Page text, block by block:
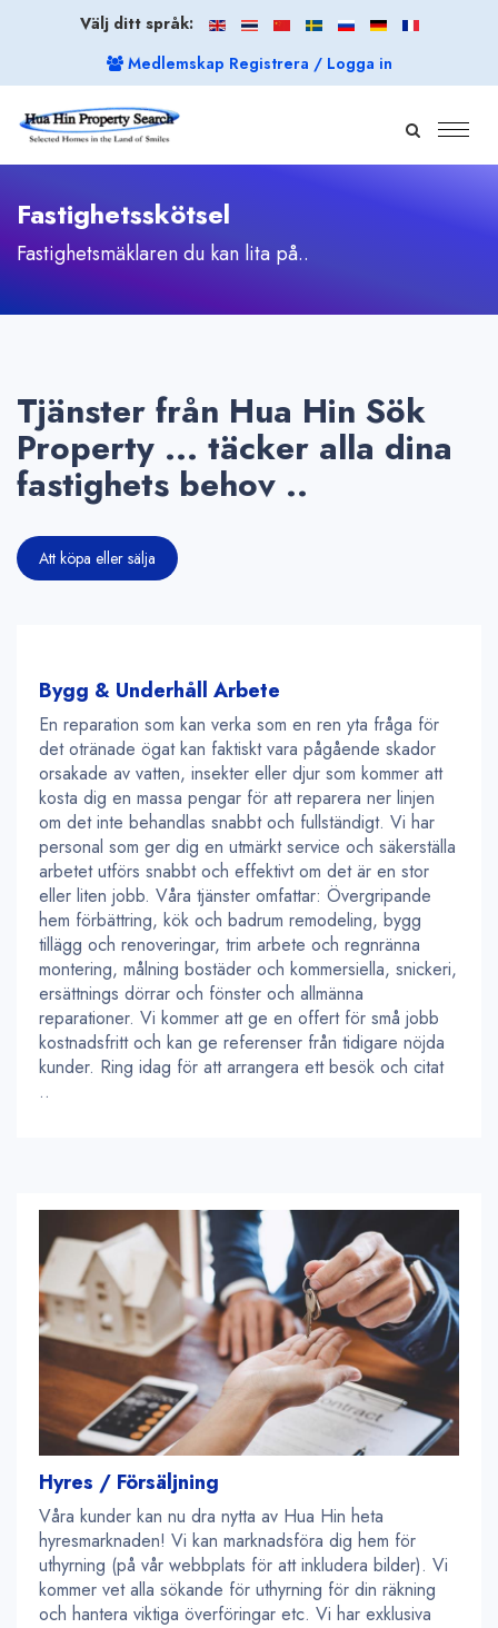
Välj ditt språk:
Medlemskap Registrera / Logga in
Fastighetsskötsel
Fastighetsmäklaren du kan lita på..
Tjänster från Hua Hin Sök
Property ... täcker alla dina
fastighets behov ..
Att köpa eller sälja
Bygg & Underhåll Arbete
En reparation som kan verka som en ren yta fråga för
det otränade ögat kan faktiskt vara pågående skador
orsakade av vatten, insekter eller djur som kommer att
kosta dig en massa pengar för att reparera ner linjen
om det inte behandlas snabbt och fullständigt. Vi har
personal som ger dig en utmärkt service och säkerställa
arbetet utförs snabbt och effektivt om det är en stor
eller liten jobb. Våra tjänster omfattar: Övergripande
hem förbättring, kök och badrum remodeling, bygg
tillägg och renoveringar, trim arbete och regnränna
montering, målning bostäder och kommersiella, snickeri,
ersättnings dörrar och fönster och allmänna
reparationer. Vi kommer att ge en offert för små jobb
kostnadsfritt och kan ge referenser från tidigare nöjda
kunder. Ring idag för att arrangera ett besök och citat
..
Hyres / Försäljning
Våra kunder kan nu dra nytta av Hua Hin heta
hyresmarknaden! Vi kan marknadsföra dig hem för
uthyrning (på vår webbplats för att inkludera bilder). Vi
kommer vet alla sökande för uthyrning för din räkning
och hantera viktiga överföringar etc. Vi har exklusiva